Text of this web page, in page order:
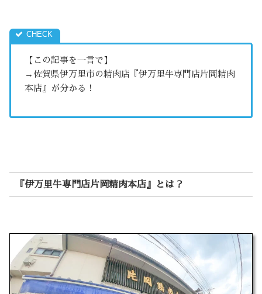
【この記事を一言で】
→佐賀県伊万里市の精肉店『伊万里牛専門店片岡精肉
本店』が分かる！
『伊万里牛専門店片岡精肉本店』とは？